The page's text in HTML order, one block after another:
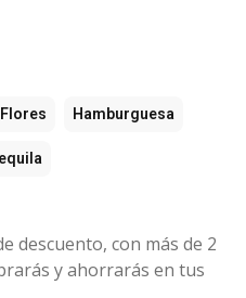
Flores Hamburguesa
descuento, con más de 2
y ahorrarás en tus